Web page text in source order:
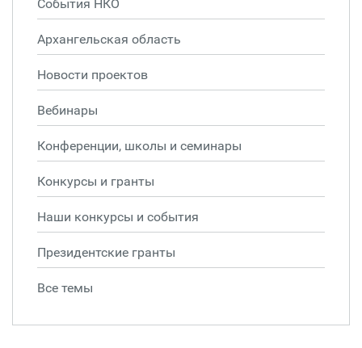
События НКО
Архангельская область
Новости проектов
Вебинары
Конференции, школы и семинары
Конкурсы и гранты
Наши конкурсы и события
Президентские гранты
Все темы